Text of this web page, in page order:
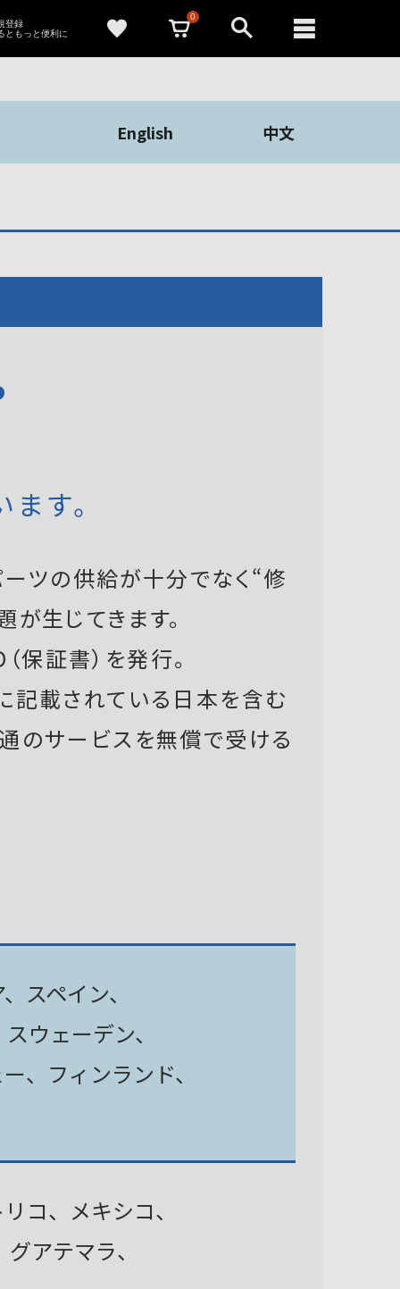
登録
ともっと便利に
0
English 中文
す。
ツの供給が十分でなく“修
生じてきます。
保証書）を発行。
記載されている日本を含む
のサービスを無償で受ける
スペイン、
ウェーデン、
、フィンランド、
コ、メキシコ、
アテマラ、